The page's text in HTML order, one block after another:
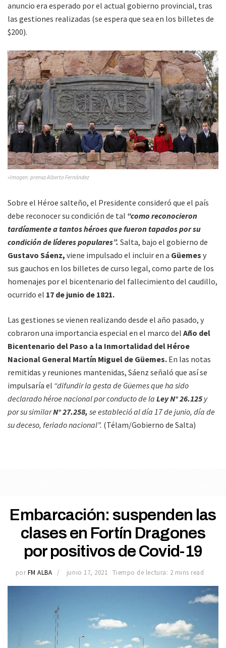
anuncio era esperado por el actual gobierno provincial, tras
las gestiones realizadas (se espera que sea en los billetes de
$200).
»Imagen: prensa Alberto Fernández
Sobre el Héroe salteño, el Presidente consideró que el país
debe reconocer su condición de tal “como reconocieron
tardíamente a tantos héroes que fueron tapados por su
condición de líderes populares”. Salta, bajo el gobierno de
Gustavo Sáenz, viene impulsado el incluir en a Güemes y
sus gauchos en los billetes de curso legal, como parte de los
homenajes por el bicentenario del fallecimiento del caudillo,
ocurrido el 17 de junio de 1821.
Las gestiones se vienen realizando desde el año pasado, y
cobraron una importancia especial en el marco del Año del
Bicentenario del Paso a la Inmortalidad del Héroe
Nacional General Martín Miguel de Güemes. En las notas
remitidas y reuniones mantenidas, Sáenz señaló que así se
impulsaría el “difundir la gesta de Güemes que ha sido
declarado héroe nacional por conducto de la Ley N° 26.125 y
por su similarN° 27.258, se estableció al día 17 de junio, día de
su deceso, feriado nacional”. (Télam/Gobierno de Salta)
Embarcación: suspenden las
clases en Fortín Dragones
por positivos de Covid-19
por FM ALBA junio 17, 2021 Tiempo de lectura: 2 mins read